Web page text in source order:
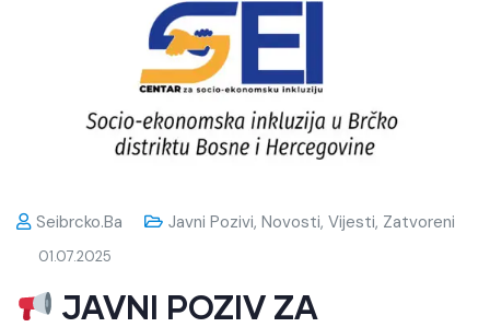
Seibrcko.ba Javni Pozivi, Novosti, Vijesti, Zatvoreni
01.07.2025
JAVNI POZIV ZA